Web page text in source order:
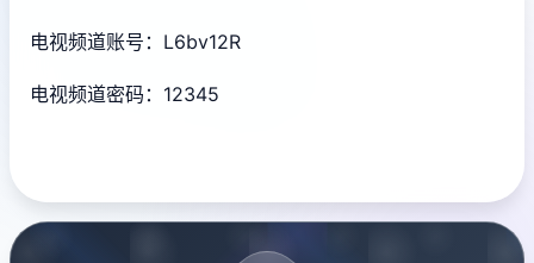
电视频道账号：L6bv12R
电视频道密码：12345